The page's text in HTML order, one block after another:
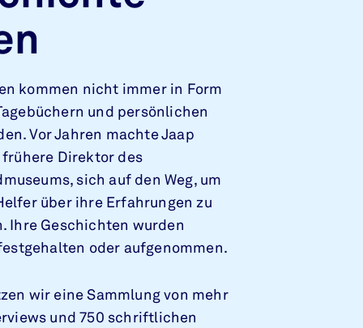
kommen nicht immer in Form
und persönlichen
Vor Jahren machte Jaap
frühere Direktor des
sich auf den Weg, um
über ihre Erfahrungen zu
Ihre Geschichten wurden
oder aufgenommen.
wir eine Sammlung von mehr
und 750 schriftlichen